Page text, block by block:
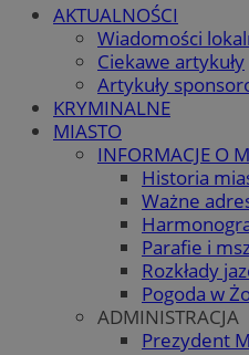
AKTUALNOŚCI
Wiadomości
Ciekawe artykuły
Artykuły
KRYMINALNE
MIASTO
INFORMACJE O
Historia
Ważne
Parafie i
Rozkłady
Pogoda w
ADMINISTRACJA
Prezydent